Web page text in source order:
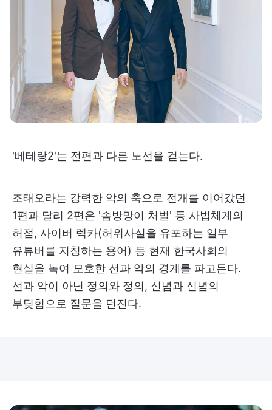
'베테랑2'는 전편과 다른 노선을 걷는다.
조태오라는 강력한 악의 축으로 전개를 이어갔던
1편과 달리 2편은 '솜방망이 처벌' 등 사법체계의
허점, 사이버 렉카(허위사실을 유포하는 일부
유튜버를 지칭하는 용어) 등 현재 한국사회의
현실을 녹여 모호한 선과 악의 경계를 파고든다.
선과 악이 아닌 정의와 정의, 신념과 신념의
부딪힘으로 질문을 던진다.